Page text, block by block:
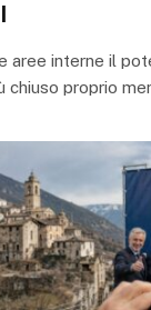
aree interne il
chiuso proprio